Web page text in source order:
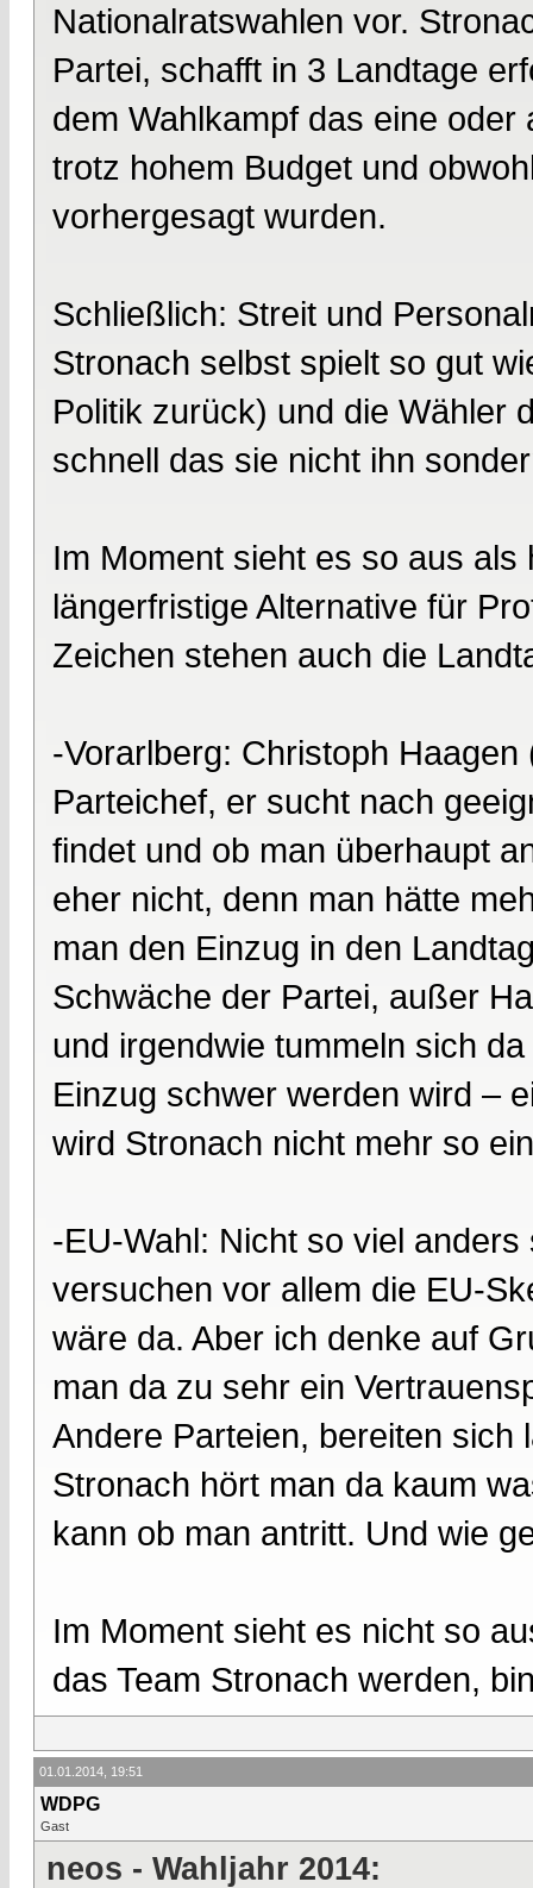
Nationalratswahlen vor.
Partei, schafft in 3 Landtage
dem Wahlkampf das eine
trotz hohem Budget und
vorhergesagt wurden.
Schließlich: Streit und
Stronach selbst spielt so gut
Politik zurück) und die Wähler
schnell das sie nicht ihn
Im Moment sieht es so aus
längerfristige Alternative für
Zeichen stehen auch die
-Vorarlberg: Christoph
Parteichef, er sucht nach
findet und ob man überhaupt
eher nicht, denn man hätte
man den Einzug in den
Schwäche der Partei, außer
und irgendwie tummeln sich
Einzug schwer werden wird –
wird Stronach nicht mehr so
-EU-Wahl: Nicht so viel
versuchen vor allem die EU-
wäre da. Aber ich denke auf
man da zu sehr ein
Andere Parteien, bereiten sich
Stronach hört man da kaum
kann ob man antritt. Und wie
Im Moment sieht es nicht so
das Team Stronach werden,
01.01.2014, 19:51
WDPG
Gast
neos - Wahljahr 2014: